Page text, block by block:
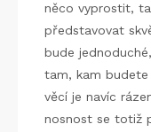
něco vyprostit,
představovat
bude
tam, kam
věcí je navíc
nosnost se totiž